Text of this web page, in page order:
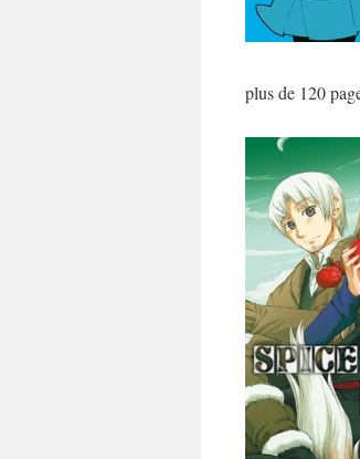
plus de 120